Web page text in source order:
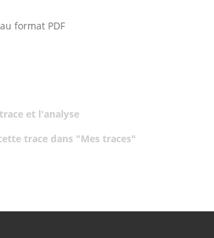
format PDF
et l'analyse
trace dans "Mes traces"